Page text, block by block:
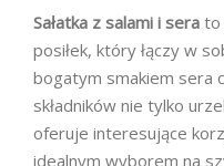
Sałatka z salami i sera to
posiłek, który łączy w
bogatym smakiem sera
składników nie tylko
oferuje interesujące
idealnym wyborem na